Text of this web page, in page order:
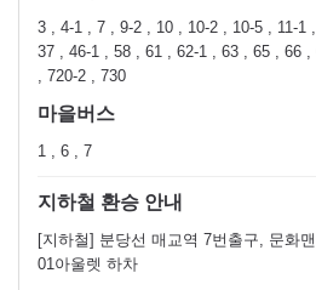
3 , 4-1 , 7 , 9-2 , 10 , 10-2 , 10-5 , 11-1
37 , 46-1 , 58 , 61 , 62-1 , 63 , 65 , 66
, 720-2 , 730
마을버스
1 , 6 , 7
지하철 환승 안내
[지하철] 분당선 매교역 7번출구, 문화
01아울렛 하차